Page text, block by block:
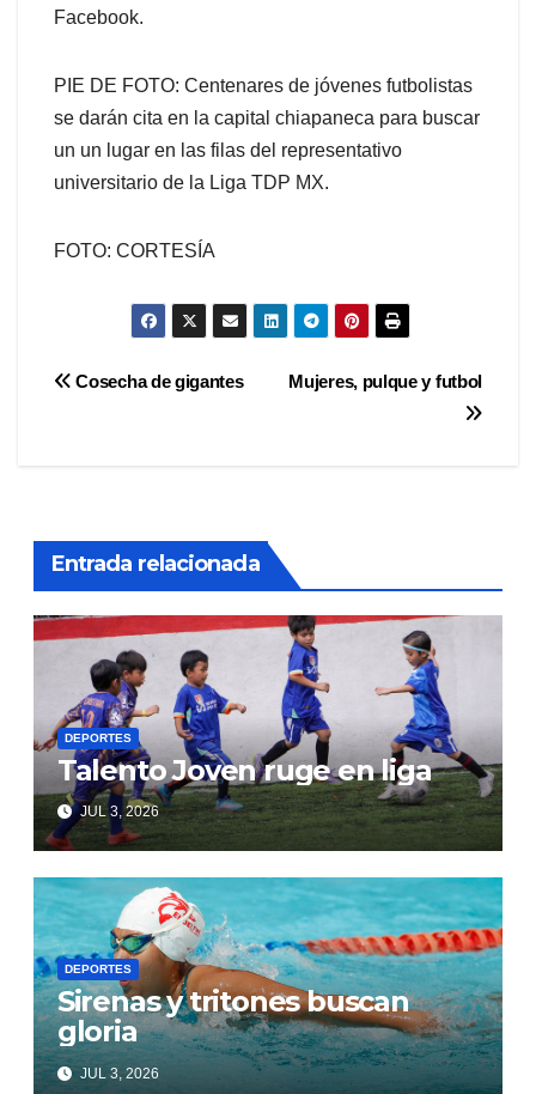
Facebook.
PIE DE FOTO: Centenares de jóvenes futbolistas
se darán cita en la capital chiapaneca para buscar
un un lugar en las filas del representativo
universitario de la Liga TDP MX.
FOTO: CORTESÍA
Navegación
Mujeres, pulque y futbol
Cosecha de gigantes
Entrada relacionada
DEPORTES
Talento Joven ruge en liga
JUL 3, 2026
DEPORTES
Sirenas y tritones buscan
gloria
JUL 3, 2026